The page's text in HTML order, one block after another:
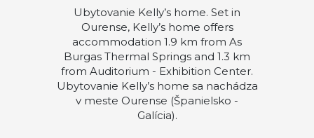
Ubytovanie Kelly’s home. Set in
Ourense, Kelly’s home offers
accommodation 1.9 km from As
Burgas Thermal Springs and 1.3 km
from Auditorium - Exhibition Center.
Ubytovanie Kelly’s home sa nachádza
v meste Ourense (Španielsko -
Galícia).